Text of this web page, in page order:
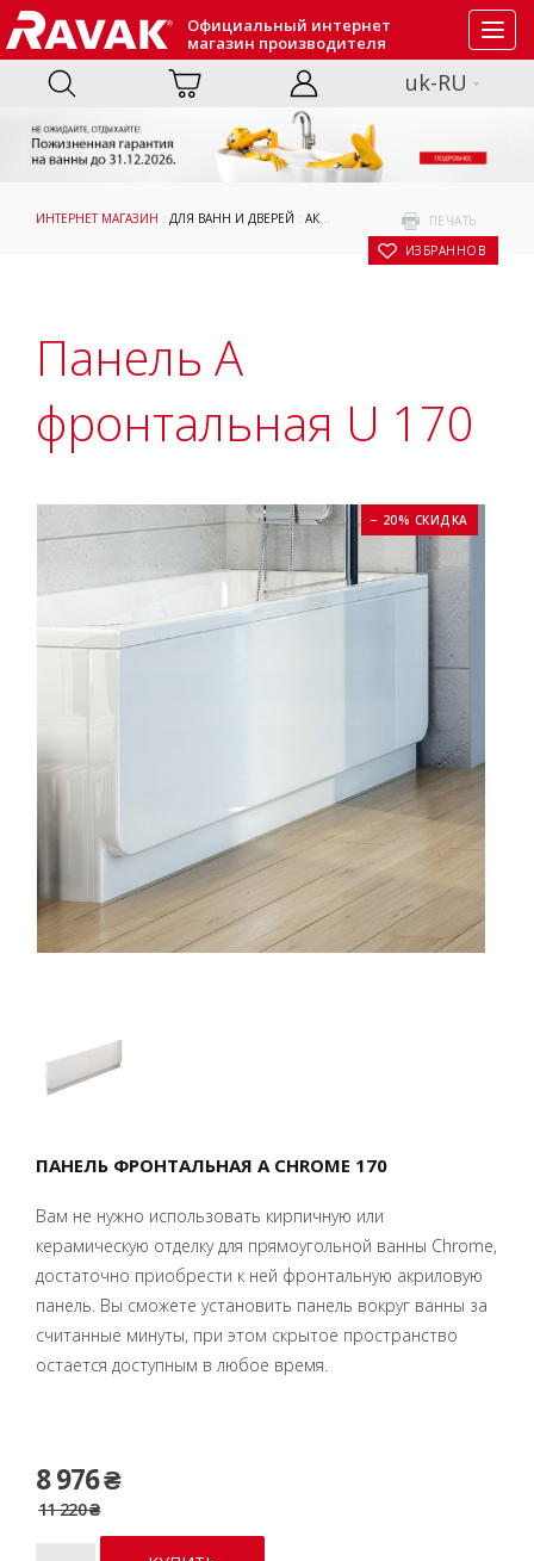
Официальный интернет
магазин производителя
uk-RU
ПЕЧАТЬ
В ИЗБРАННОЕ
ИНТЕРНЕТ МАГАЗИН : ДЛЯ ВАНН И ДВЕРЕЙ : АКСЕССУАРЫ : ПАНЕЛЬ A
Панель A
фронтальная U 170
− 20% СКИДКА
ПАНЕЛЬ ФРОНТАЛЬНАЯ A CHROME 170
Вам не нужно использовать кирпичную или
керамическую отделку для прямоугольной ванны Chrome,
достаточно приобрести к ней фронтальную акриловую
панель. Вы сможете установить панель вокруг ванны за
считанные минуты, при этом скрытое пространство
остается доступным в любое время.
8 976 ₴
11 220 ₴